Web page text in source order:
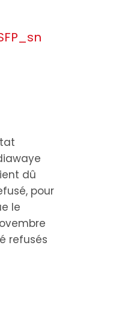
dû
pour
le
refusés